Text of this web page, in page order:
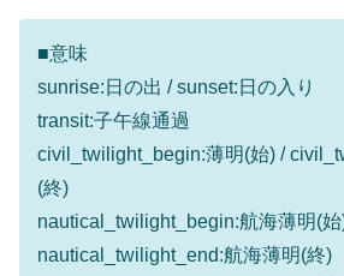
■意味
sunrise:日の出 / sunset:日の入り
transit:子午線通過
civil_twilight_begin:薄明(始) /
(終)
nautical_twilight_begin:航海薄明(始
nautical_twilight_end:航海薄明(終)